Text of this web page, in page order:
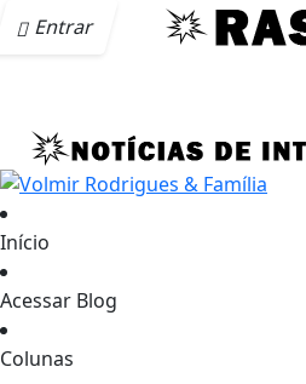
Entrar
Início
Acessar Blog
Colunas